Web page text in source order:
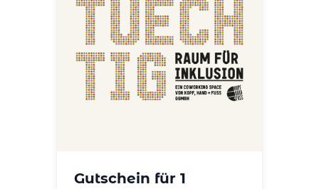
Gutschein für 1